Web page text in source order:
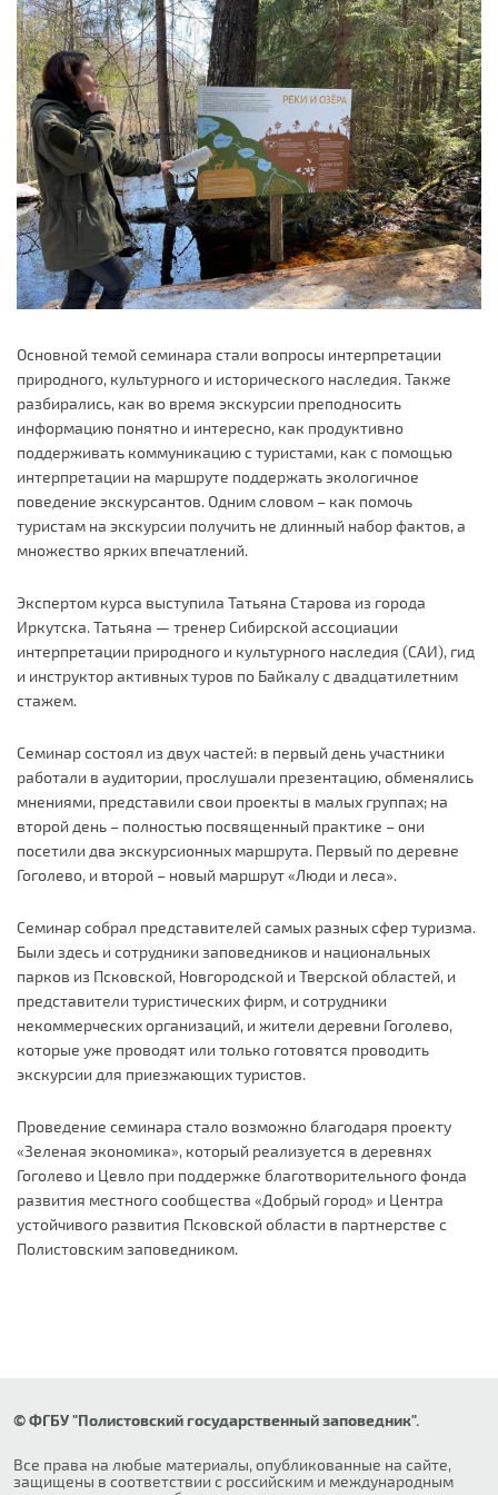
Основной темой семинара стали вопросы интерпретации
природного, культурного и исторического наследия. Также
разбирались, как во время экскурсии преподносить
информацию понятно и интересно, как продуктивно
поддерживать коммуникацию с туристами, как с помощью
интерпретации на маршруте поддержать экологичное
поведение экскурсантов. Одним словом – как помочь
туристам на экскурсии получить не длинный набор фактов, а
множество ярких впечатлений.
Экспертом курса выступила Татьяна Старова из города
Иркутска. Татьяна — тренер Сибирской ассоциации
интерпретации природного и культурного наследия (САИ), гид
и инструктор активных туров по Байкалу с двадцатилетним
стажем.
Семинар состоял из двух частей: в первый день участники
работали в аудитории, прослушали презентацию, обменялись
мнениями, представили свои проекты в малых группах; на
второй день – полностью посвященный практике – они
посетили два экскурсионных маршрута. Первый по деревне
Гоголево, и второй – новый маршрут «Люди и леса».
Семинар собрал представителей самых разных сфер туризма.
Были здесь и сотрудники заповедников и национальных
парков из Псковской, Новгородской и Тверской областей, и
представители туристических фирм, и сотрудники
некоммерческих организаций, и жители деревни Гоголево,
которые уже проводят или только готовятся проводить
экскурсии для приезжающих туристов.
Проведение семинара стало возможно благодаря проекту
«Зеленая экономика», который реализуется в деревнях
Гоголево и Цевло при поддержке благотворительного фонда
развития местного сообщества «Добрый город» и Центра
устойчивого развития Псковской области в партнерстве с
Полистовским заповедником.
© ФГБУ "Полистовский государственный заповедник".
Все права на любые материалы, опубликованные на сайте,
защищены в соответствии с российским и международным